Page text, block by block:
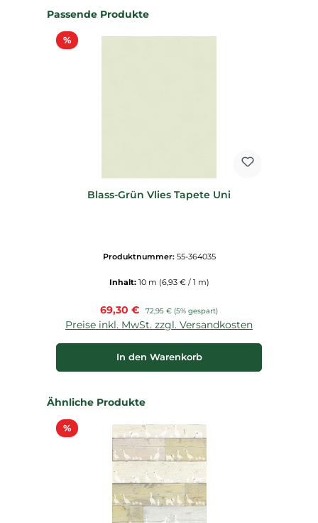
Produktgalerie überspringen
Passende Produkte
%Rabatt
Blass-Grün Vlies Tapete Uni
Produktnummer: 55-364035
Inhalt: 10 m (6,93 € / 1 m)
Verkaufspreis:
69,30 € Regulärer Preis:
72,95 € (5% gespart)
Preise inkl. MwSt. zzgl. Versandkosten
In den Warenkorb
Produktgalerie überspringen
Ähnliche Produkte
%Rabatt